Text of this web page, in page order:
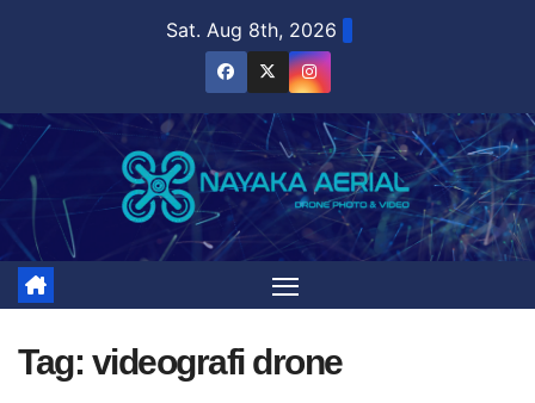
Sat. Aug 8th, 2026
Tag: videografi drone